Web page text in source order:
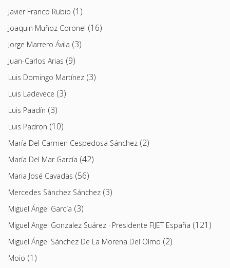
Javier Franco Rubio (1)
Joaquin Muñoz Coronel (16)
Jorge Marrero Ávila (3)
Juan-Carlos Arias (9)
Luis Domingo Martínez (3)
Luis Ladevece (3)
Luis Paadín (3)
Luis Padron (10)
María Del Carmen Cespedosa Sánchez (2)
María Del Mar García (42)
Maria José Cavadas (56)
Mercedes Sánchez Sánchez (3)
Miguel Ángel García (3)
Miguel Angel Gonzalez Suárez · Presidente FIJET España (121)
Miguel Ángel Sánchez De La Morena Del Olmo (2)
Moio (1)